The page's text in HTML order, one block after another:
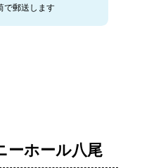
で郵送します
ーホール八尾